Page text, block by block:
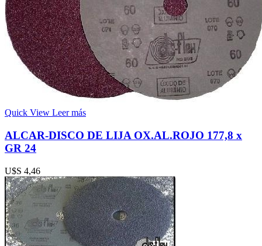
Quick View Leer más
ALCAR-DISCO DE LIJA OX.AL.ROJO 177,8 x
GR 24
U$S 4,46